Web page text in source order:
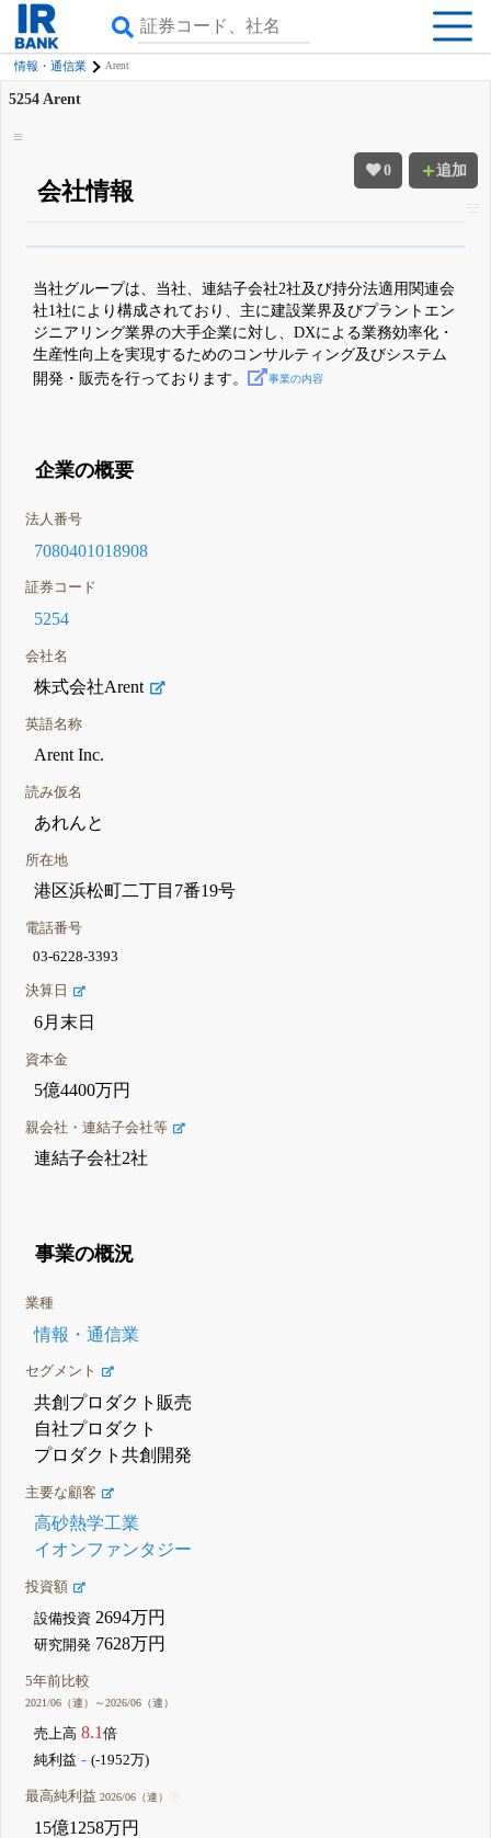
情報・通信業 Arent
0 追加
5254 Arent
会社情報
詳しく見られる
無料でβ版をはじめる
登録すると永久30%OFFと米株版の先行利用も付きます
当社グループは、当社、連結子会社2社及び持分法適用関連会
社1社により構成されており、主に建設業界及びプラントエン
ジニアリング業界の大手企業に対し、DXによる業務効率化・
生産性向上を実現するためのコンサルティング及びシステム
開発・販売を行っております。
事業の内容
企業の概要
法人番号
7080401018908
証券コード
5254
会社名
株式会社Arent
英語名称
Arent Inc.
読み仮名
あれんと
所在地
港区浜松町二丁目7番19号
電話番号
03-6228-3393
決算日
6月末日
資本金
5億4400万円
親会社・連結子会社等
連結子会社2社
事業の概況
業種
情報・通信業
セグメント
共創プロダクト販売
自社プロダクト
プロダクト共創開発
主要な顧客
高砂熱学工業
イオンファンタジー
投資額
設備投資 2694万円
研究開発 7628万円
5年前比較
2021/06（連）～2026/06（連）
売上高 8.1倍
純利益 - (-1952万)
最高純利益2026/06（連）
15億1258万円